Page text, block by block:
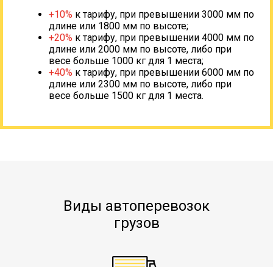
+10% к тарифу, при превышении 3000 мм по
длине или 1800 мм по высоте;
+20% к тарифу, при превышении 4000 мм по
длине или 2000 мм по высоте, либо при
весе больше 1000 кг для 1 места;
+40% к тарифу, при превышении 6000 мм по
длине или 2300 мм по высоте, либо при
весе больше 1500 кг для 1 места.
Виды автоперевозок
грузов